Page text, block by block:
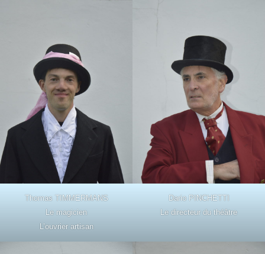
Thomas TIMMERMANS
Le magicien
L’ouvrier artisan
Dario PINCHETTI
Le directeur du théâtre